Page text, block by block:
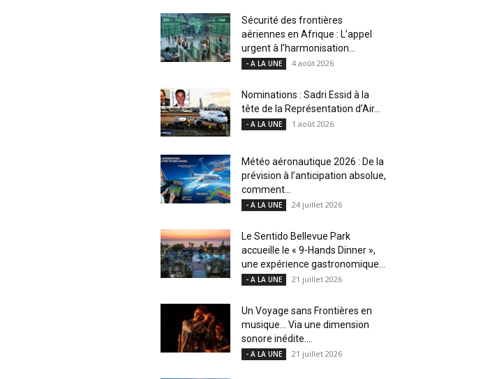
Sécurité des frontières
aériennes en Afrique : L’appel
urgent à l’harmonisation...
- A LA UNE 4 août 2026
Nominations : Sadri Essid à la
tête de la Représentation d’Air...
- A LA UNE 1 août 2026
Météo aéronautique 2026 : De la
prévision à l’anticipation absolue,
comment...
- A LA UNE 24 juillet 2026
Le Sentido Bellevue Park
accueille le « 9-Hands Dinner »,
une expérience gastronomique...
- A LA UNE 21 juillet 2026
Un Voyage sans Frontières en
musique… Via une dimension
sonore inédite....
- A LA UNE 21 juillet 2026